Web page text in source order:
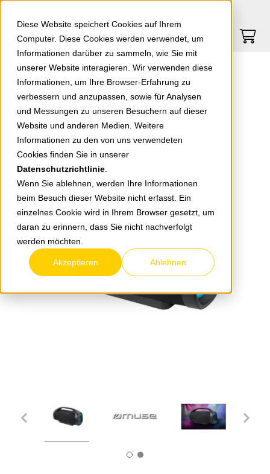
Diese Website speichert Cookies auf Ihrem
Computer. Diese Cookies werden verwendet, um
Informationen darüber zu sammeln, wie Sie mit
unserer Website interagieren. Wir verwenden diese
Informationen, um Ihre Browser-Erfahrung zu
verbessern und anzupassen, sowie für Analysen
und Messungen zu unseren Besuchern auf dieser
Website und anderen Medien. Weitere
Informationen zu den von uns verwendeten
Cookies finden Sie in unserer
Datenschutzrichtlinie
Wenn Sie ablehnen, werden Ihre Informationen
beim Besuch dieser Website nicht erfasst. Ein
einzelnes Cookie wird in Ihrem Browser gesetzt, um
daran zu erinnern, dass Sie nicht nachverfolgt
werden möchten.
Akzeptieren Ablehnen
Springe zu Hauptinhalt Springe zum Footer
0
Bluetooth-Lautsprecher M-980 BT
zurück zur Übersicht